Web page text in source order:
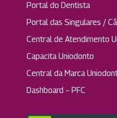
Portal do Dentista
Portal das Singulares /
Central de Atendimento
Capacita Uniodonto
Central da Marca
Dashboard – PFC